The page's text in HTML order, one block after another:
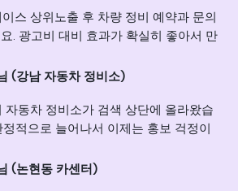
스 상위노출 후 차량 정비 예약과 문의
. 광고비 대비 효과가 확실히 좋아서 만
(강남 자동차 정비소)
자동차 정비소가 검색 상단에 올라왔습
적으로 늘어나서 이제는 홍보 걱정이
(논현동 카센터)